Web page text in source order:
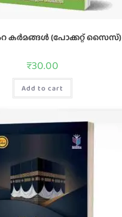
കര്‍മങ്ങള്‍ (പോക്കറ്റ് സൈസ്)
₹30.00
Add to cart